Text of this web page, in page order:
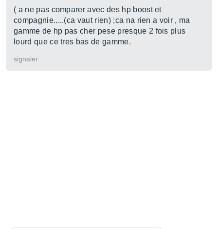
( a ne pas comparer avec des hp boost et
compagnie.....(ca vaut rien) ;ca na rien a voir , ma
gamme de hp pas cher pese presque 2 fois plus
lourd que ce tres bas de gamme.
signaler